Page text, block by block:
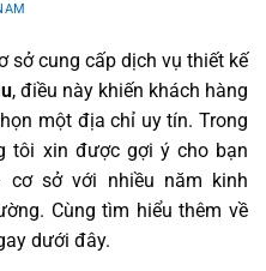
sở cung cấp dịch vụ thiết kế
, điều này khiến khách hàng
một địa chỉ uy tín. Trong
tôi xin được gợi ý cho bạn
cơ sở với nhiều năm kinh
Cùng tìm hiểu thêm về
dưới đây.